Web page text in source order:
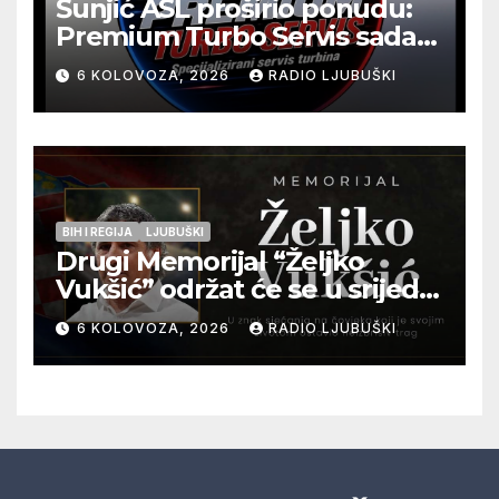
Šunjić ASL proširio ponudu:
Premium Turbo Servis sada
na jednoj adresi u Ljubuškom
6 KOLOVOZA, 2026 RADIO LJUBUŠKI
BIH I REGIJA LJUBUŠKI
Drugi Memorijal “Željko
Vukšić” održat će se u srijedu
12. kolovoza u Otoku
6 KOLOVOZA, 2026 RADIO LJUBUŠKI